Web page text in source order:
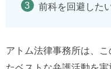
前科を回避した
アトム法律事務所は、